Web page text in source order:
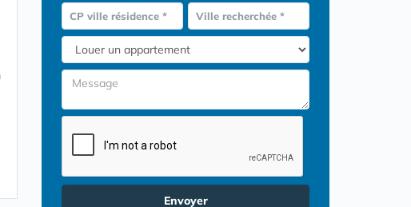
CP ville résidence * Ville recherchée *
Envoyer